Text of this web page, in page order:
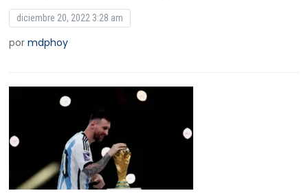
diciembre 20, 2022 3:28 am
pormdphoy